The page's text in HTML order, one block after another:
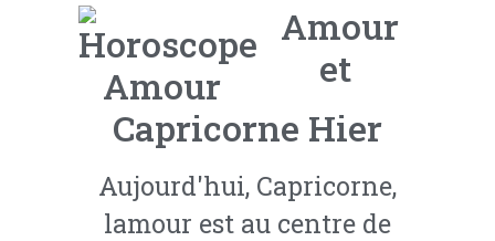
Amour
et
Capricorne Hier
Aujourd'hui, Capricorne,
lamour est au centre de